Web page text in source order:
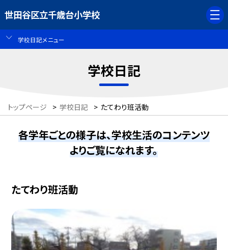
世田谷区立千歳台小学校
学校日記メニュー
学校日記
トップページ > 学校日記 > たてわり班活動
各学年ごとの様子は、学校生活のコンテンツ
よりご覧になれます。
たてわり班活動